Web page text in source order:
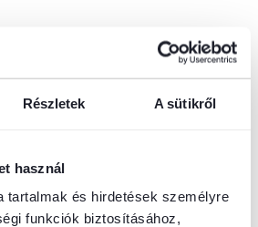
Részletek A sütikről
használ
tartalmak és hirdetések személyre
funkciók biztosításához,